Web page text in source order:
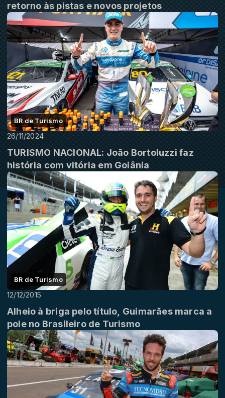
retorno às pistas e novos projetos
BR de Turismo
26/11/2024
TURISMO NACIONAL: João Bortoluzzi faz
história com vitória em Goiânia
BR de Turismo
12/12/2015
Alheio à briga pelo título, Guimarães marca a
pole no Brasileiro de Turismo